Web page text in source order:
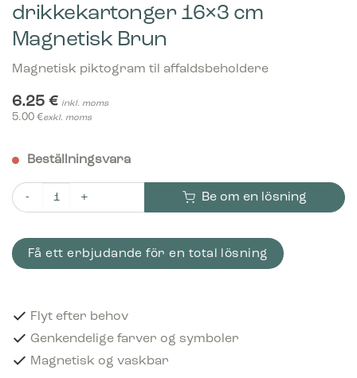
drikkekartonger 16×3 cm
Magnetisk Brun
Magnetisk piktogram til affaldsbeholdere
6.25 € inkl. moms
5.00 €exkl. moms
Beställningsvara
Piktogram Mat- og drikkekartonger 16x3 cm Magnetisk Brun
Be om en lösning
Få ett erbjudande för en total lösning
Flyt efter behov
Genkendelige farver og symboler
Magnetisk og vaskbar